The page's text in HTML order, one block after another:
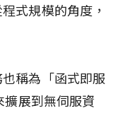
式規模的角度，
稱為「函式即服
擴展到無伺服資